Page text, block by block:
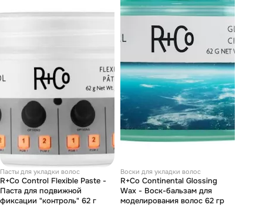
Пасты для укладки волос
R+Co Control Flexible Paste -
Паста для подвижной
фиксации "контроль" 62 г
Воски для укладки волос
R+Co Continental Glossing
Wax - Воск-бальзам для
моделирования волос 62 гр